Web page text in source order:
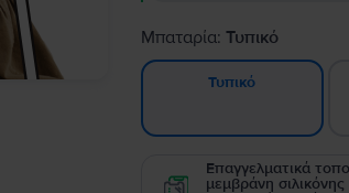
Μπαταρία:Τυπικό
Τυπικό
Επαγγελματικά
μεμβράνη σιλικόνης